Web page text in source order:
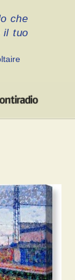
che
il tuo